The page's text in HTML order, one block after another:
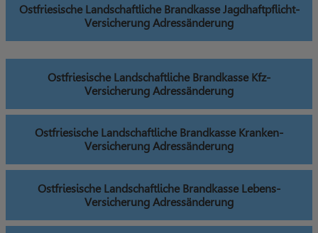
Ostfriesische Landschaftliche Brandkasse Jagdhaftpflicht-
Versicherung Adressänderung
Ostfriesische Landschaftliche Brandkasse Kfz-
Versicherung Adressänderung
Ostfriesische Landschaftliche Brandkasse Kranken-
Versicherung Adressänderung
Ostfriesische Landschaftliche Brandkasse Lebens-
Versicherung Adressänderung